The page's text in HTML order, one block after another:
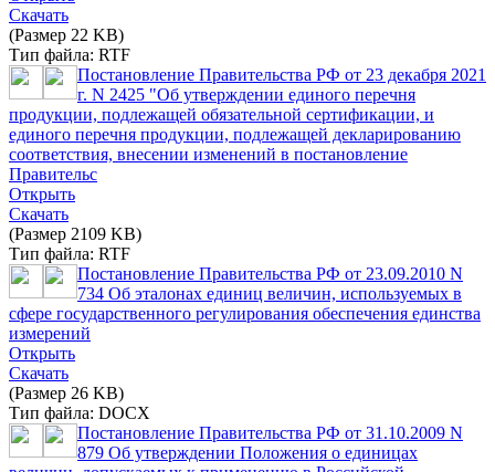
Скачать
(Размер 22 KB)
Тип файла: RTF
Постановление Правительства РФ от 23 декабря 2021
г. N 2425 "Об утверждении единого перечня
продукции, подлежащей обязательной сертификации, и
единого перечня продукции, подлежащей декларированию
соответствия, внесении изменений в постановление
Правительс
Открыть
Скачать
(Размер 2109 KB)
Тип файла: RTF
Постановление Правительства РФ от 23.09.2010 N
734 Об эталонах единиц величин, используемых в
сфере государственного регулирования обеспечения единства
измерений
Открыть
Скачать
(Размер 26 KB)
Тип файла: DOCX
Постановление Правительства РФ от 31.10.2009 N
879 Об утверждении Положения о единицах